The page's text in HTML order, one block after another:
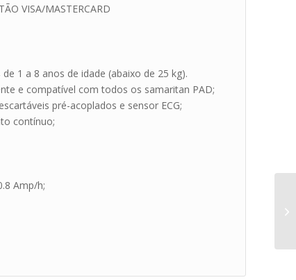
VISA/MASTERCARD
1 a 8 anos de idade (abaixo de 25 kg).
e compatível com todos os samaritan PAD;
pré-acoplados e sensor ECG;
contínuo;
Amp/h;